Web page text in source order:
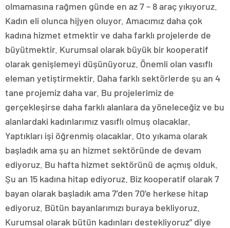
olmamasına rağmen günde en az 7 – 8 araç yıkıyoruz.
Kadın eli olunca hijyen oluyor. Amacımız daha çok
kadına hizmet etmektir ve daha farklı projelerde de
büyütmektir. Kurumsal olarak büyük bir kooperatif
olarak genişlemeyi düşünüyoruz. Önemli olan vasıflı
eleman yetiştirmektir. Daha farklı sektörlerde şu an 4
tane projemiz daha var. Bu projelerimiz de
gerçekleşirse daha farklı alanlara da yöneleceğiz ve bu
alanlardaki kadınlarımız vasıflı olmuş olacaklar.
Yaptıkları işi öğrenmiş olacaklar. Oto yıkama olarak
başladık ama şu an hizmet sektöründe de devam
ediyoruz. Bu hafta hizmet sektörünü de açmış olduk.
Şu an 15 kadına hitap ediyoruz. Biz kooperatif olarak 7
bayan olarak başladık ama 7’den 70’e herkese hitap
ediyoruz. Bütün bayanlarımızı buraya bekliyoruz.
Kurumsal olarak bütün kadınları destekliyoruz” diye